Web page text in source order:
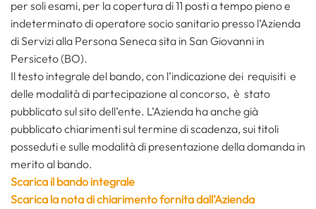
per soli esami, per la copertura di 11 posti a tempo pieno e
indeterminato di operatore socio sanitario presso l’Azienda
di Servizi alla Persona Seneca sita in San Giovanni in
Persiceto (BO).
Il testo integrale del bando, con l’indicazione dei requisiti e
delle modalità di partecipazione al concorso, è stato
pubblicato sul sito dell’ente. L’Azienda ha anche già
pubblicato chiarimenti sul termine di scadenza, sui titoli
posseduti e sulle modalità di presentazione della domanda in
merito al bando.
Scarica il bando integrale
Scarica la nota di chiarimento fornita dall’Azienda